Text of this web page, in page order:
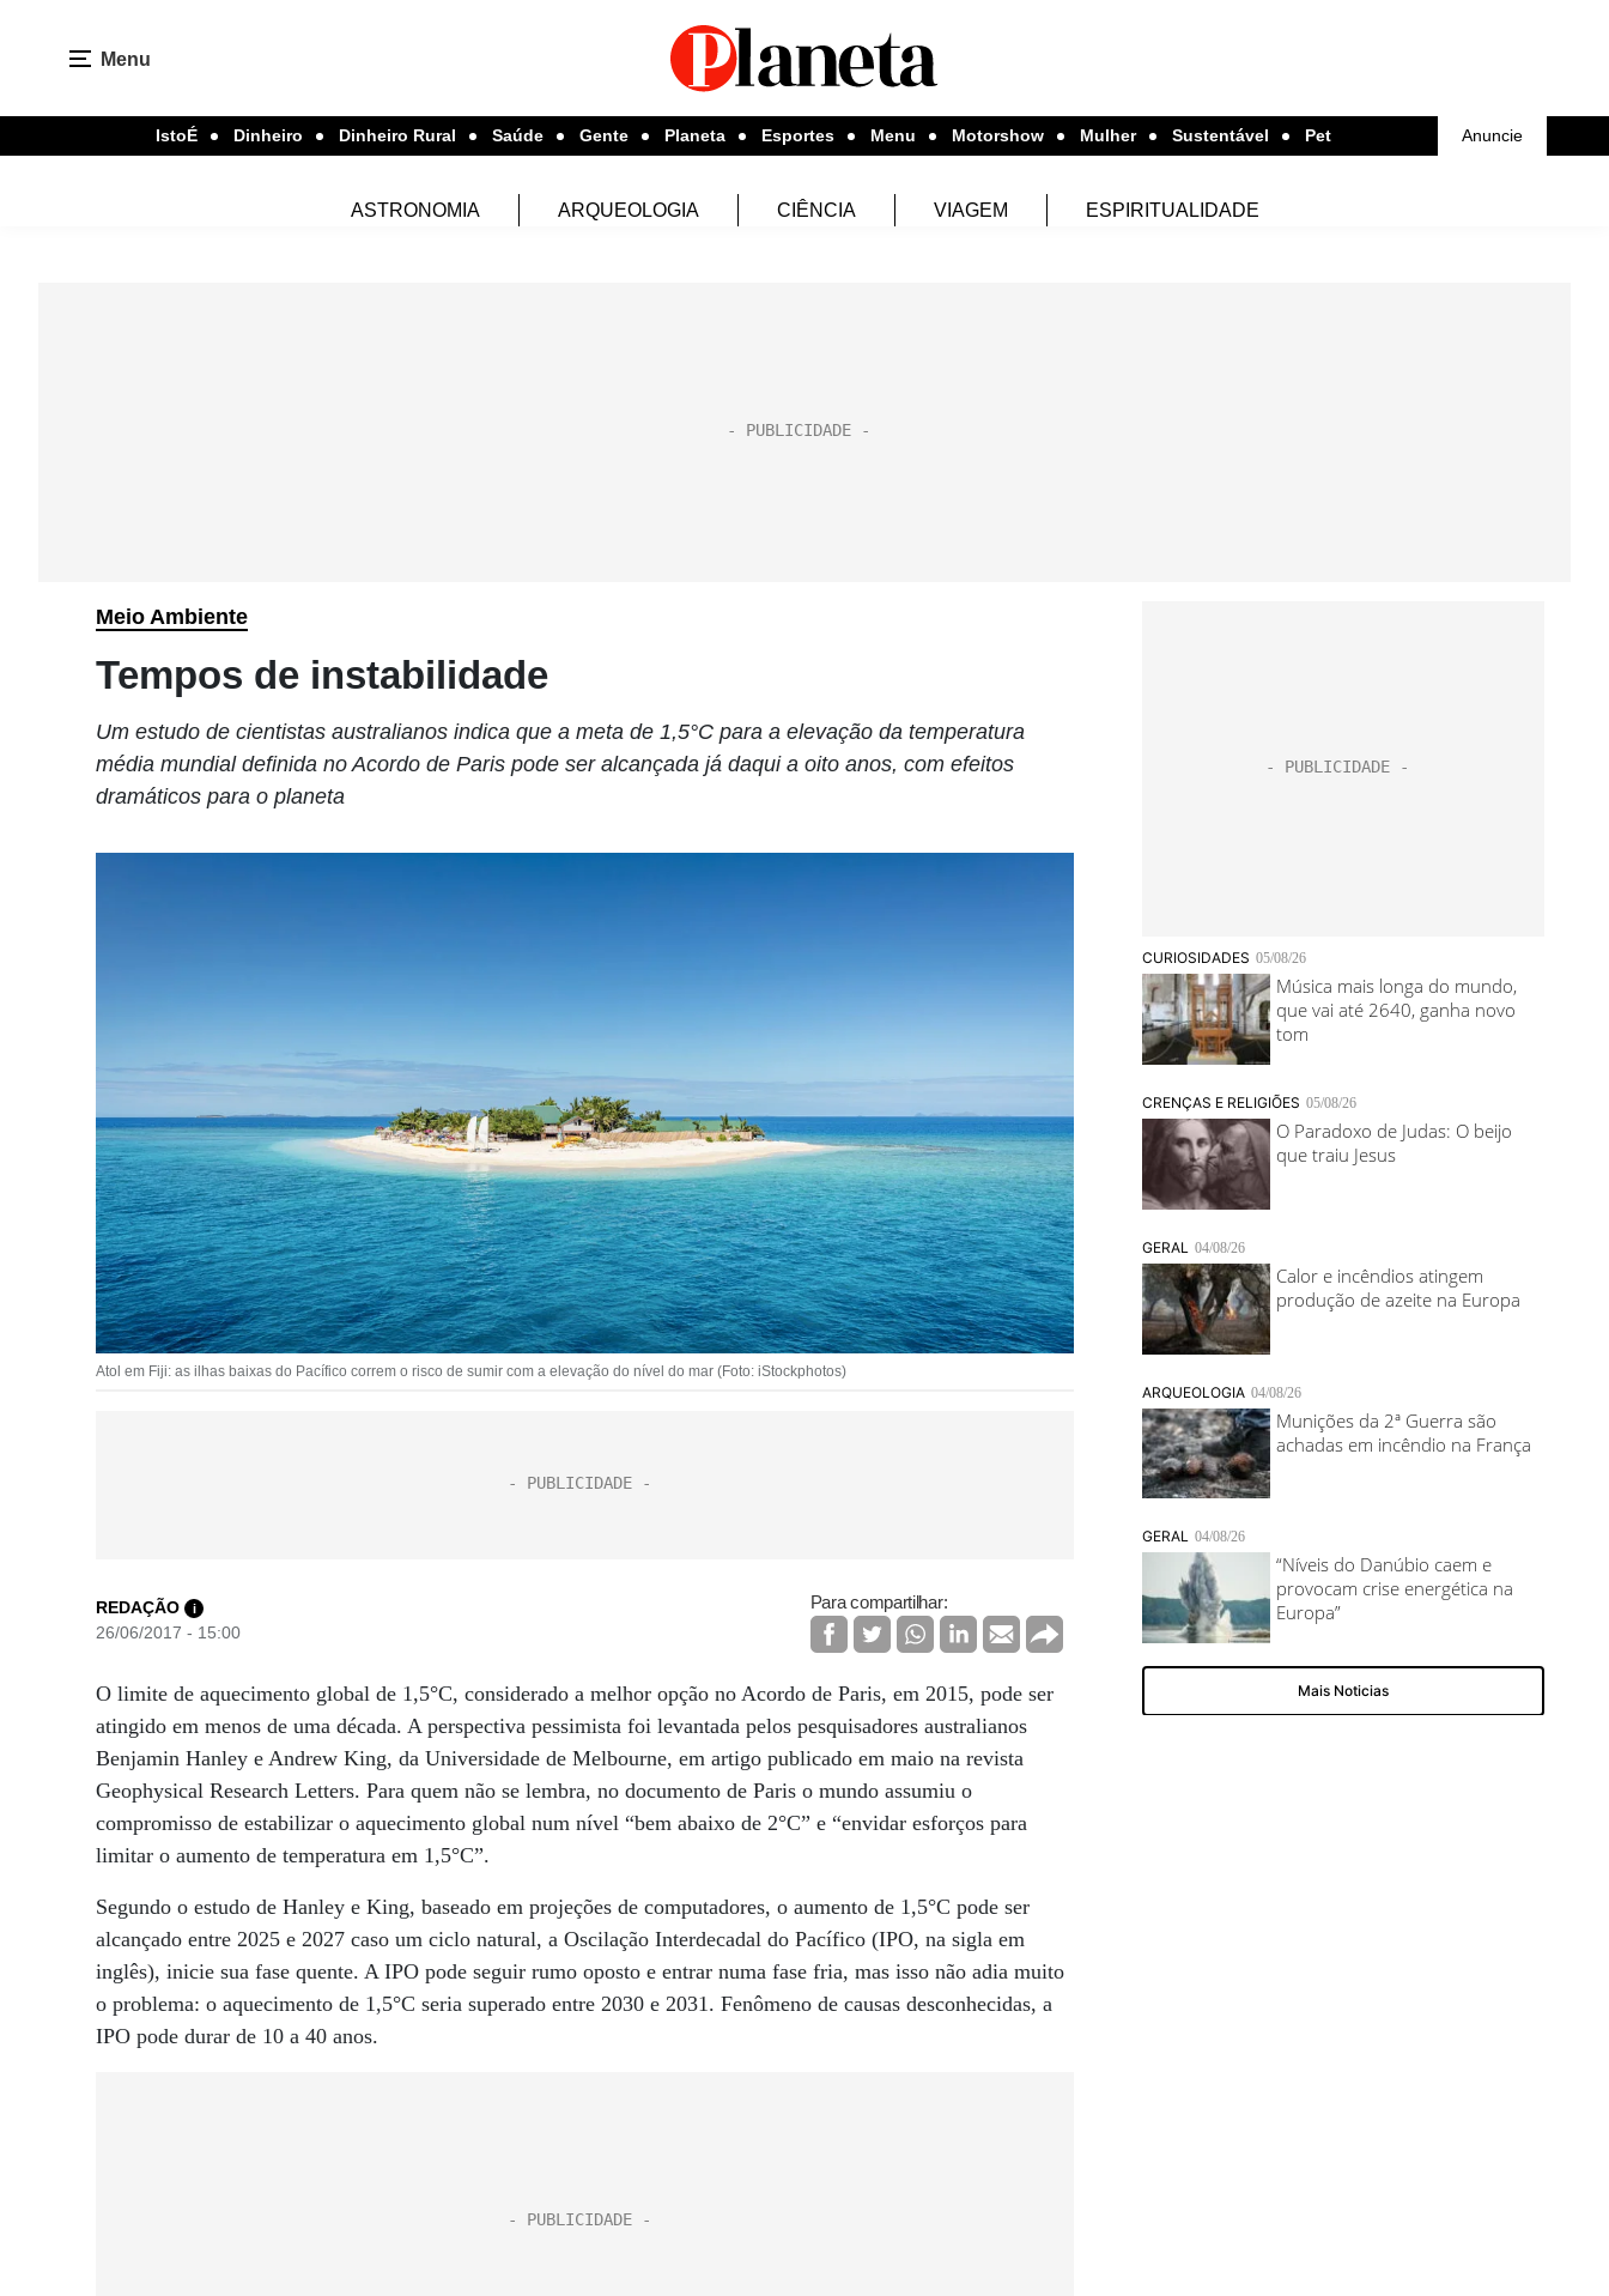
Menu
IstoÉ Dinheiro Dinheiro Rural Saúde Gente Planeta Esportes Menu Motorshow Mulher Sustentável Pet Anuncie
ASTRONOMIA ARQUEOLOGIA CIÊNCIA VIAGEM ESPIRITUALIDADE
Meio Ambiente
Tempos de instabilidade
Um estudo de cientistas australianos indica que a meta de 1,5°C para a elevação da temperatura
média mundial definida no Acordo de Paris pode ser alcançada já daqui a oito anos, com efeitos
dramáticos para o planeta
Atol em Fiji: as ilhas baixas do Pacífico correm o risco de sumir com a elevação do nível do mar (Foto: iStockphotos)
REDAÇÃO i
26/06/2017 - 15:00
Para compartilhar:
O limite de aquecimento global de 1,5°C, considerado a melhor opção no Acordo de Paris, em 2015, pode ser
atingido em menos de uma década. A perspectiva pessimista foi levantada pelos pesquisadores australianos
Benjamin Hanley e Andrew King, da Universidade de Melbourne, em artigo publicado em maio na revista
Geophysical Research Letters. Para quem não se lembra, no documento de Paris o mundo assumiu o
compromisso de estabilizar o aquecimento global num nível “bem abaixo de 2°C” e “envidar esforços para
limitar o aumento de temperatura em 1,5°C”.
Segundo o estudo de Hanley e King, baseado em projeções de computadores, o aumento de 1,5°C pode ser
alcançado entre 2025 e 2027 caso um ciclo natural, a Oscilação Interdecadal do Pacífico (IPO, na sigla em
inglês), inicie sua fase quente. A IPO pode seguir rumo oposto e entrar numa fase fria, mas isso não adia muito
o problema: o aquecimento de 1,5°C seria superado entre 2030 e 2031. Fenômeno de causas desconhecidas, a
IPO pode durar de 10 a 40 anos.